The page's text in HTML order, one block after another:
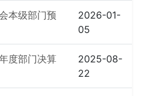
本级部门预
2026-01-
05
度部门决算
2025-08-
22